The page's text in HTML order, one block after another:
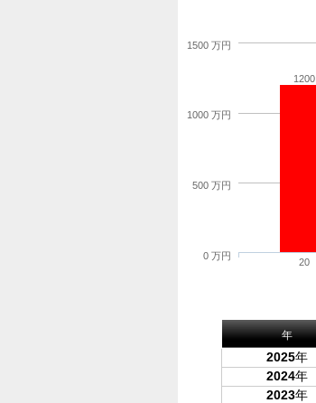
1200
20
0 万円
500 万円
1000 万円
1500 万円
年
2025年
2024年
2023年